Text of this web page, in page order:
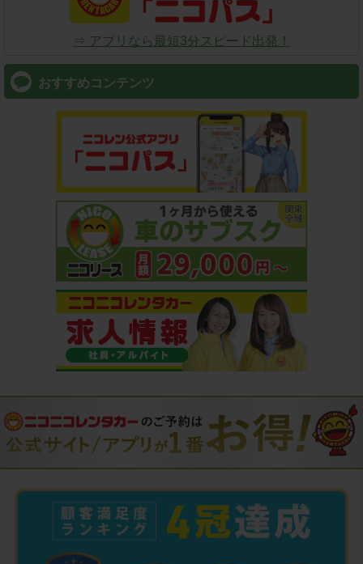
⇒ アプリなら最短3分スピード出発！
おすすめコンテンツ